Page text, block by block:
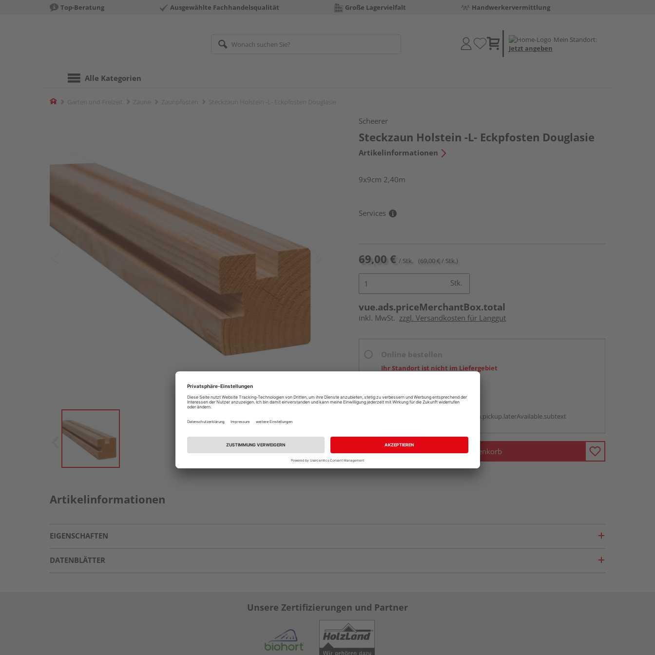
Top-Beratung Ausgewählte Fachhandelsqualität Große Lagervielfalt Handwerkervermittlung
Mein Standort:
Jetzt angeben
Alle Kategorien
Home
Scheerer
Steckzaun Holstein -L- Eckpfosten Douglasie
Artikelinformationen
9x9cm 2,40m
Services
69,00 € / Stk. (69,00 € / Stk.)
Stk.
vue.ads.priceMerchantBox.total
inkl. MwSt. zzgl. Versandkosten für Langgut
Ihr Standort ist nicht im Liefergebiet
Beim Händler abholen
Auf Vorbestellung:
vue.ads.priceMerchantBox.option.pickup.laterAvailable.subtext
In den Warenkorb
Artikelinformationen
EIGENSCHAFTEN
DATENBLÄTTER
Unsere Zertifizierungen und Partner